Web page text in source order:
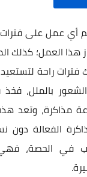
أي عمل على
هذا العمل؛ كذلك
راحة
مذاكرة، وتعد
الفعالة دون
في الحصة،